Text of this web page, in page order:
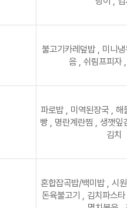
불고기카레덮밥 , 미니
음 , 쉬림프피자
파로밥 , 미역된장국 , 해
빵 , 명란계란찜 , 생깻잎
김치
혼합잡곡밥/백미밥 , 시
돈육불고기 , 김치파스